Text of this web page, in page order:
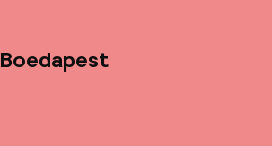
Boedapest